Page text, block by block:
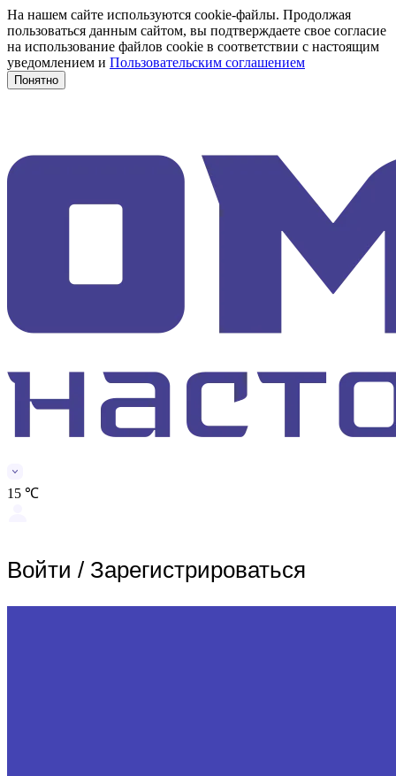
На нашем сайте используются cookie-файлы. Продолжая
пользоваться данным сайтом, вы подтверждаете свое согласие
на использование файлов cookie в соответствии с настоящим
уведомлением и Пользовательским соглашением
Понятно
15 ℃
Войти / Зарегистрироваться